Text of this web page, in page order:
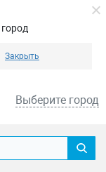
Закрыть
Выберите город